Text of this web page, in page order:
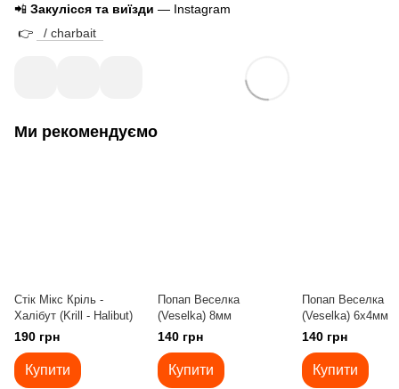
📲 Закулісся та виїзди — Instagram
👉
/ charbait
Ми рекомендуємо
Стік Мікс Кріль -
Халібут (Krill - Halibut)
190 грн
Купити
Попап Веселка
(Veselka) 8мм
140 грн
Купити
Попап Веселка
(Veselka) 6x4мм
140 грн
Купити